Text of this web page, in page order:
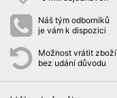
Náš tým odborníků
je vám k dispozici
Možnost vrátit zboží
bez udání důvodu